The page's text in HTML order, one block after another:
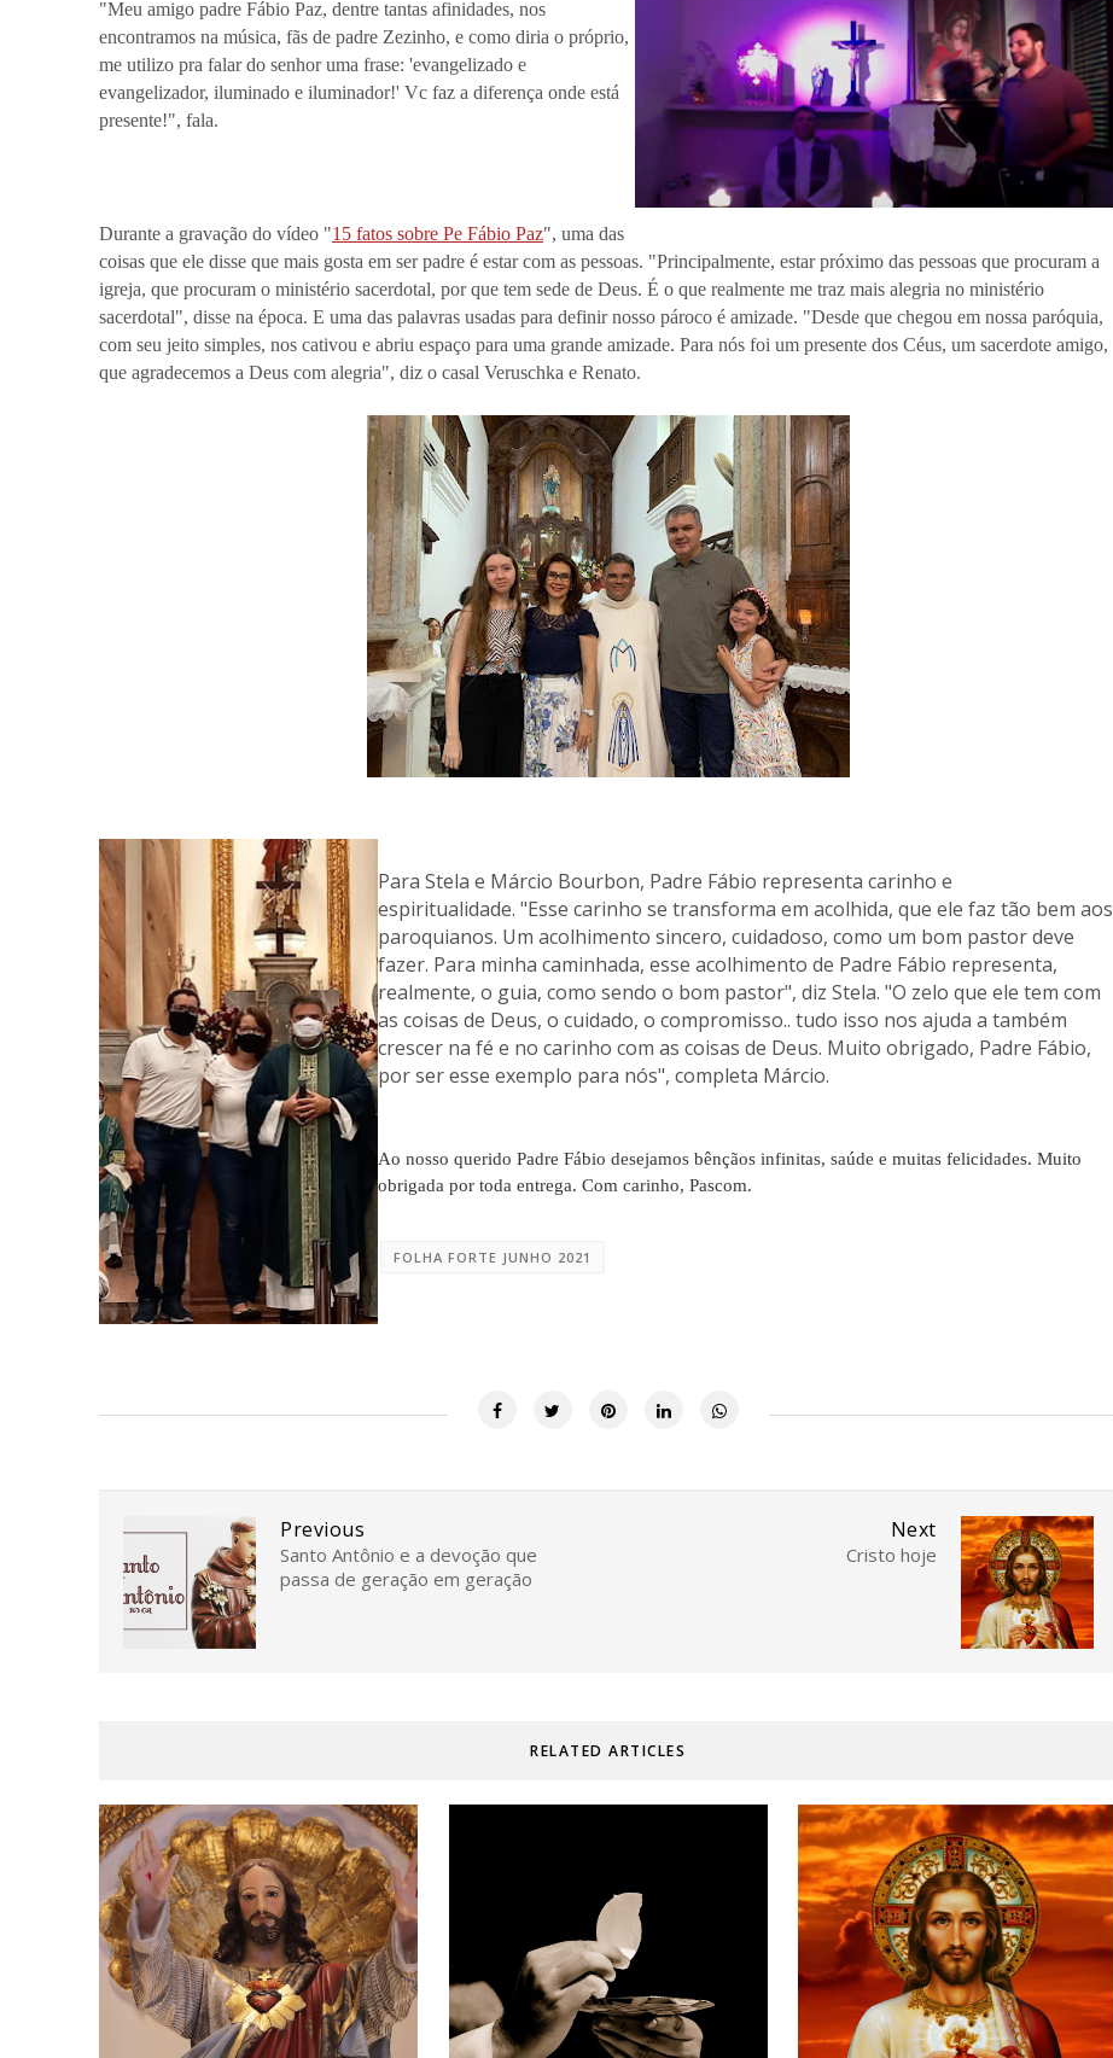
"Meu amigo padre Fábio Paz, dentre tantas afinidades, nos
encontramos na música, fãs de padre Zezinho, e como diria o próprio,
me utilizo pra falar do senhor uma frase: 'evangelizado e
evangelizador, iluminado e iluminador!' Vc faz a diferença onde está
presente!", fala.
Durante a gravação do vídeo "15 fatos sobre Pe Fábio Paz", uma das
coisas que ele disse que mais gosta em ser padre é estar com as pessoas. "Principalmente, estar próximo das pessoas que procuram a
igreja, que procuram o ministério sacerdotal, por que tem sede de Deus. É o que realmente me traz mais alegria no ministério
sacerdotal", disse na época. E uma das palavras usadas para definir nosso pároco é amizade. "Desde que chegou em nossa paróquia,
com seu jeito simples, nos cativou e abriu espaço para uma grande amizade. Para nós foi um presente dos Céus, um sacerdote amigo,
que agradecemos a Deus com alegria", diz o casal Veruschka e Renato.
Para Stela e Márcio Bourbon, Padre Fábio representa carinho e
espiritualidade. "Esse carinho se transforma em acolhida, que ele faz tão bem aos
paroquianos. Um acolhimento sincero, cuidadoso, como um bom pastor deve
fazer. Para minha caminhada, esse acolhimento de Padre Fábio representa,
realmente, o guia, como sendo o bom pastor", diz Stela. "O zelo que ele tem com
as coisas de Deus, o cuidado, o compromisso.. tudo isso nos ajuda a também
crescer na fé e no carinho com as coisas de Deus. Muito obrigado, Padre Fábio,
por ser esse exemplo para nós", completa Márcio.
Ao nosso querido Padre Fábio desejamos bênçãos infinitas, saúde e muitas felicidades. Muito
obrigada por toda entrega. Com carinho, Pascom.
FOLHA FORTE JUNHO 2021
Next
Cristo hoje
Previous
Santo Antônio e a devoção que
passa de geração em geração
RELATED ARTICLES